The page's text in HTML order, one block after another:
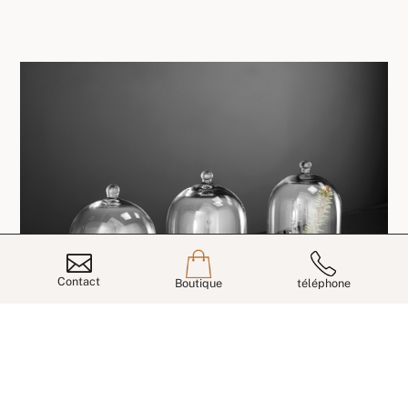

Contact Boutique téléphone